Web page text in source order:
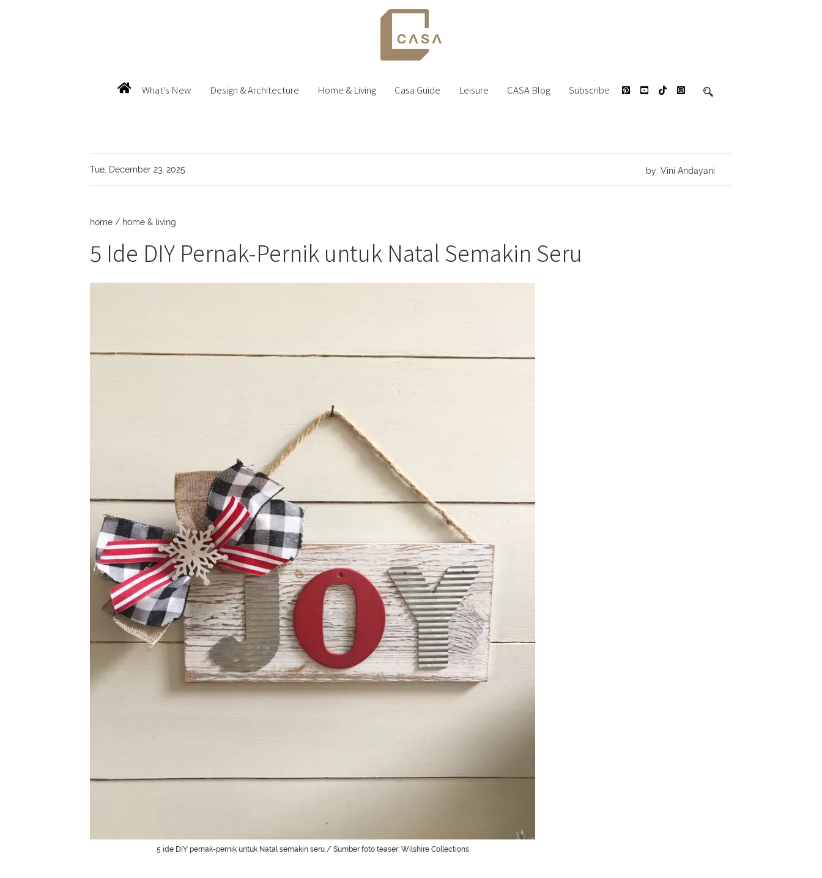
What’s New Design & Architecture Home & Living Casa Guide Leisure CASA Blog Subscribe
Tue, December 23, 2025 by: Vini Andayani
home / home & living
5 Ide DIY Pernak-Pernik untuk Natal Semakin Seru
5 ide DIY pernak-pernik untuk Natal semakin seru / Sumber foto teaser: Wilshire Collections